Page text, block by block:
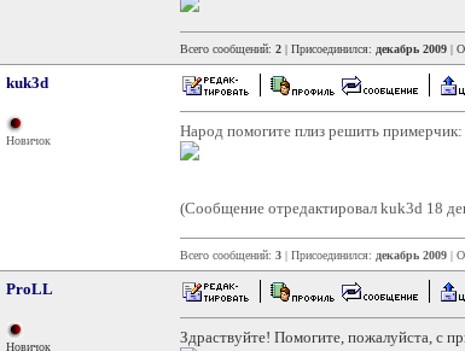
Всего сообщений: 2 | Присоединился: декабрь 2009 |
kuk3d
Новичок
Народ помогите плиз решить примерчик:
(Сообщение отредактировал kuk3d 18
Всего сообщений: 3 | Присоединился: декабрь 2009 |
ProLL
Новичок
Здраствуйте! Помогите, пожалуйста, с